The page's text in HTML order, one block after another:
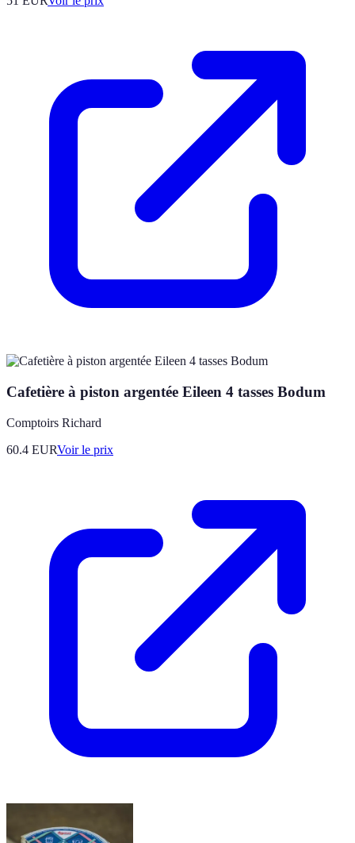
Cafetière à piston argentée Eileen 4 tasses Bodum
Comptoirs Richard
60.4 EURVoir le prix